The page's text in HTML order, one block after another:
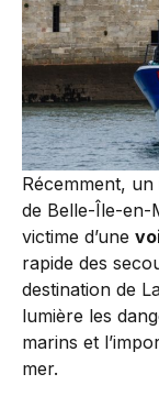
Récemment,
de Belle-Île-en-
victime d’une
rapide des
destination de
lumière les
marins et
mer.